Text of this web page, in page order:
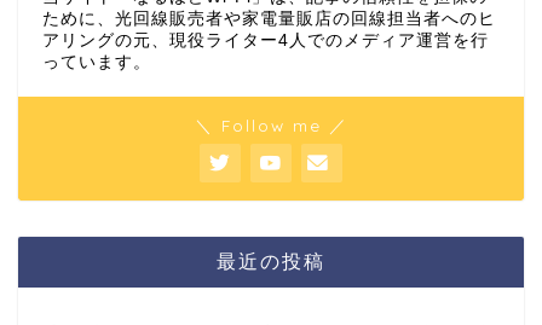
ために、光回線販売者や家電量販店の回線担当者へのヒ
アリングの元、現役ライター4人でのメディア運営を行
っています。
＼ Follow me ／
最近の投稿